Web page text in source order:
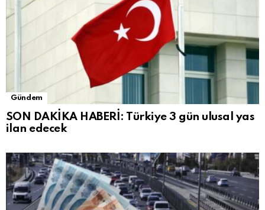
Gündem
SON DAKİKA HABERİ: Türkiye 3 gün ulusal yas
ilan edecek